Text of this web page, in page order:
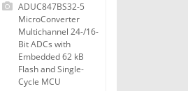
ADUC847BS32-5
MicroConverter
Multichannel 24-/16-
Bit ADCs with
Embedded 62 kB
Flash and Single-
Cycle MCU